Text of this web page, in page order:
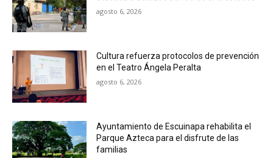
agosto 6, 2026
Cultura refuerza protocolos de prevención
en el Teatro Ángela Peralta
agosto 6, 2026
Ayuntamiento de Escuinapa rehabilita el
Parque Azteca para el disfrute de las
familias